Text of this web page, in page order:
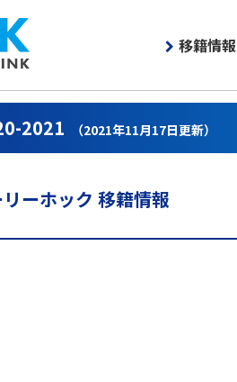
移籍情報
2021 （2021年11月17日更新）
ーホック 移籍情報